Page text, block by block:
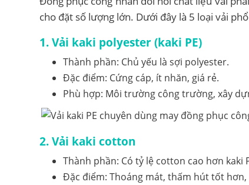
cho đặt số lượng lớn. Dưới đây là 5 loại vải
1. Vải kaki polyester (kaki PE)
Thành phần: Chủ yếu là sợi polyester.
Đặc điểm: Cứng cáp, ít nhăn, giá rẻ.
Phù hợp: Môi trường công trường, xây
2. Vải kaki cotton
Thành phần: Có tỷ lệ cotton cao hơn kaki
Đặc điểm: Thoáng mát, thấm hút tốt hơn,